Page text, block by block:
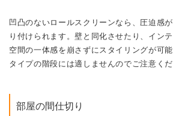
凹凸のないロールスクリーンなら、圧迫感
り付けられます。壁と同化させたり、イン
空間の一体感を崩さずにスタイリングが可
タイプの階段には適しませんのでご注意くだ
部屋の間仕切り